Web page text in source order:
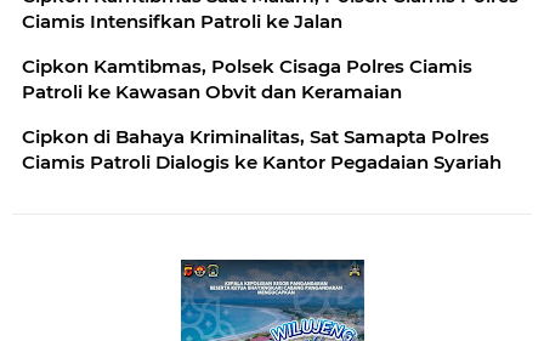
Ciamis Intensifkan Patroli ke Jalan
Cipkon Kamtibmas, Polsek Cisaga Polres Ciamis
Patroli ke Kawasan Obvit dan Keramaian
Cipkon di Bahaya Kriminalitas, Sat Samapta Polres
Ciamis Patroli Dialogis ke Kantor Pegadaian Syariah